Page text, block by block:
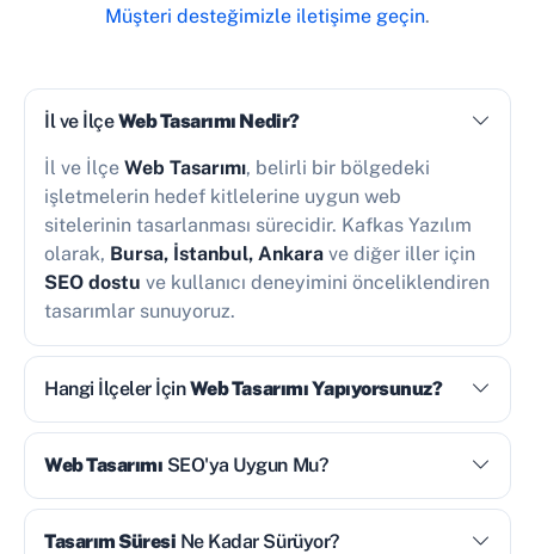
Müşteri desteğimizle iletişime geçin.
İl ve İlçeWeb Tasarımı Nedir?
İl ve İlçe Web Tasarımı, belirli bir bölgedeki
işletmelerin hedef kitlelerine uygun web
sitelerinin tasarlanması sürecidir. Kafkas Yazılım
olarak, Bursa, İstanbul, Ankara ve diğer iller için
SEO dostu ve kullanıcı deneyimini önceliklendiren
tasarımlar sunuyoruz.
Hangi İlçeler İçinWeb Tasarımı Yapıyorsunuz?
Web Tasarımı SEO'ya Uygun Mu?
Tasarım Süresi Ne Kadar Sürüyor?